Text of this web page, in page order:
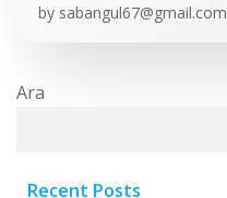
by sabangul67@gmail.com
Ara
Recent Posts